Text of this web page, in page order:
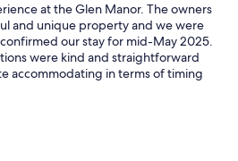
at the Glen Manor. The owners
and unique property and we were
our stay for mid-May 2025.
were kind and straightforward
accommodating in terms of timing